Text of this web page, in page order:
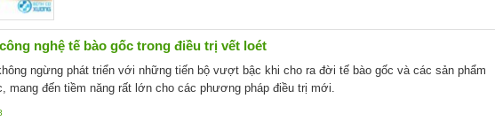
nghệ tế bào gốc trong điều trị vết loét
ngừng phát triển với những tiến bộ vượt bậc khi cho ra đời tế bào gốc và các sản phẩm
mang đến tiềm năng rất lớn cho các phương pháp điều trị mới.